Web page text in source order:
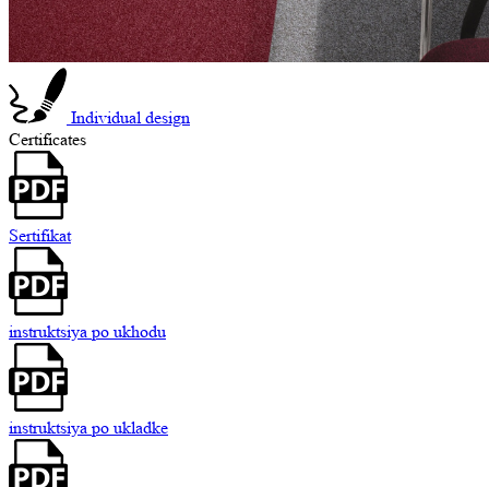
Individual design
Certificates
Sertifikat
instruktsiya po ukhodu
instruktsiya po ukladke